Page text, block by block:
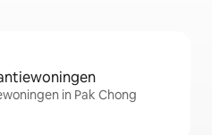
in Pak Chong